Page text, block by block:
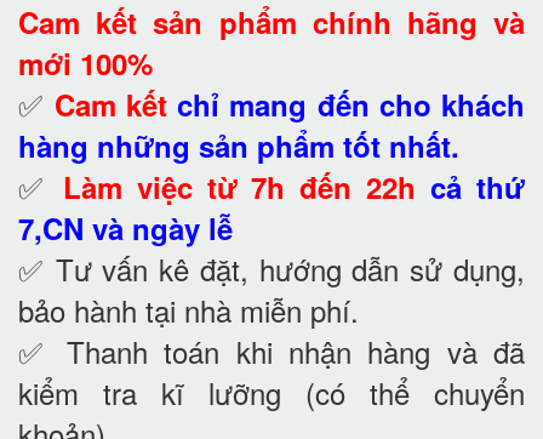
Cam kết sản phẩm chính hãng và
mới 100%
✅ Cam kết chỉ mang đến cho khách
hàng những sản phẩm tốt nhất.
✅ Làm việc từ 7h đến 22h cả thứ
7,CN và ngày lễ
✅ Tư vấn kê đặt, hướng dẫn sử dụng,
bảo hành tại nhà miễn phí.
✅ Thanh toán khi nhận hàng và đã
kiểm tra kĩ lưỡng (có thể chuyển